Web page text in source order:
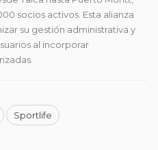
socios activos. Esta alianza
su gestión administrativa y
al incorporar
Sportlife